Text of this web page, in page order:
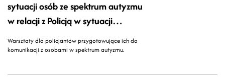
sytuacji osób ze spektrum autyzmu
w relacji z Policją w sytuacji
kryzysowej
Warsztaty dla policjantów przygotowujące ich do
komunikacji z osobami w spektrum autyzmu.